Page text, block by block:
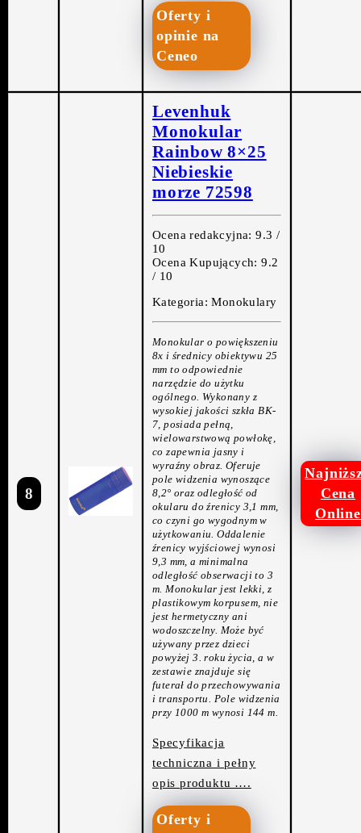
Oferty i
opinie na
Ceneo
8
Levenhuk
Monokular
Rainbow 8×25
Niebieskie
morze 72598
Ocena redakcyjna: 9.3 /
10
Ocena Kupujących: 9.2
/ 10
Kategoria: Monokulary
Monokular o powiększeniu
8x i średnicy obiektywu 25
mm to odpowiednie
narzędzie do użytku
ogólnego. Wykonany z
wysokiej jakości szkła BK-
7, posiada pełną,
wielowarstwową powłokę,
co zapewnia jasny i
wyraźny obraz. Oferuje
pole widzenia wynoszące
8,2° oraz odległość od
okularu do źrenicy 3,1 mm,
co czyni go wygodnym w
użytkowaniu. Oddalenie
źrenicy wyjściowej wynosi
9,3 mm, a minimalna
odległość obserwacji to 3
m. Monokular jest lekki, z
plastikowym korpusem, nie
jest hermetyczny ani
wodoszczelny. Może być
używany przez dzieci
powyżej 3. roku życia, a w
zestawie znajduje się
futerał do przechowywania
i transportu. Pole widzenia
przy 1000 m wynosi 144 m.
Specyfikacja
techniczna i pełny
opis produktu ….
Oferty i
Cena
Online